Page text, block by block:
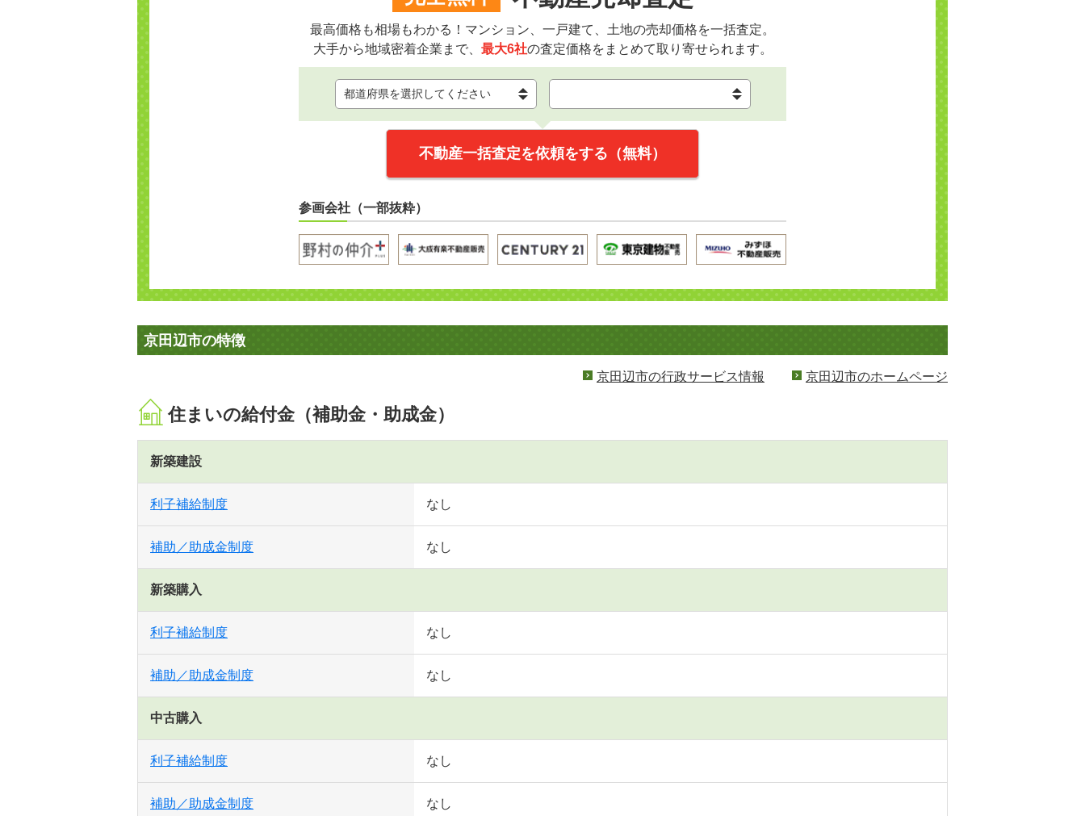
最高価格も相場もわかる！マンション、一戸建て、土地の売却価格を一括査定。
大手から地域密着企業まで、 最大6社の査定価格をまとめて取り寄せられます。
不動産一括査定を依頼をする（無料）
参画会社（一部抜粋）
京田辺市の特徴
京田辺市の行政サービス情報 京田辺市のホームページ
住まいの給付金（補助金・助成金）
新築建設
利子補給制度 なし
補助／助成金制度 なし
新築購入
利子補給制度 なし
補助／助成金制度 なし
中古購入
利子補給制度 なし
補助／助成金制度 なし